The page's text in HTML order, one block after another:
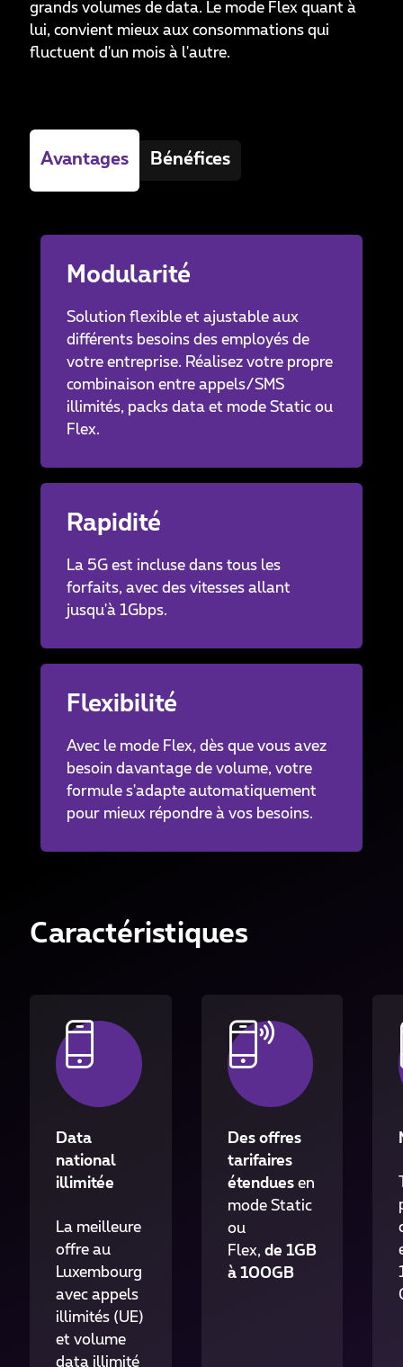
grands volumes de data. Le mode Flex quant à
lui, convient mieux aux consommations qui
fluctuent d'un mois à l'autre.
Avantages Bénéfices
Modularité
Solution flexible et ajustable aux
différents besoins des employés de
votre entreprise. Réalisez votre propre
combinaison entre appels/SMS
illimités, packs data et mode Static ou
Flex.
Rapidité
La 5G est incluse dans tous les
forfaits, avec des vitesses allant
jusqu'à 1Gbps.
Flexibilité
Avec le mode Flex, dès que vous avez
besoin davantage de volume, votre
formule s'adapte automatiquement
pour mieux répondre à vos besoins.
Caractéristiques
Data
national
illimitée
La meilleure
offre au
Luxembourg
avec appels
illimités (UE)
et volume
data illimité
Des offres
tarifaires
étenduesen
mode Static
ou
Flex, de 1GB
à 100GB